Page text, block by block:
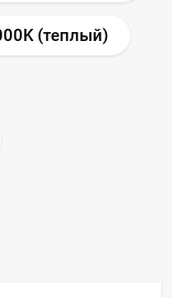
(теплый)